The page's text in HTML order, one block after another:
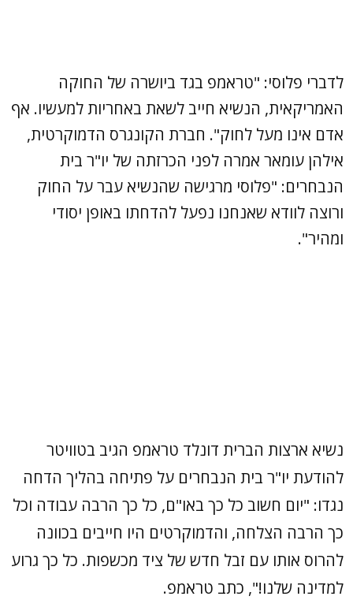
לדברי פלוסי: "טראמפ בגד ביושרה של החוקה
האמריקאית, הנשיא חייב לשאת באחריות למעשיו. אף
אדם אינו מעל לחוק". חברת הקונגרס הדמוקרטית,
אילהן עומאר אמרה לפני הכרזתה של יו"ר בית
הנבחרים: "פלוסי מרגישה שהנשיא עבר על החוק
ורוצה לוודא שאנחנו נפעל להדחתו באופן יסודי
ומהיר".
נשיא ארצות הברית דונלד טראמפ הגיב בטוויטר
להודעת יו"ר בית הנבחרים על פתיחה בהליך הדחה
נגדו: "יום חשוב כל כך באו"ם, כל כך הרבה עבודה וכל
כך הרבה הצלחה, והדמוקרטים היו חייבים בכוונה
להרוס אותו עם זבל חדש של ציד מכשפות. כל כך גרוע
למדינה שלנו!", כתב טראמפ.